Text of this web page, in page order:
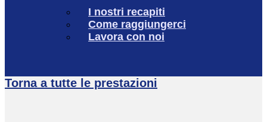
I nostri recapiti
Come raggiungerci
Lavora con noi
Torna a tutte le prestazioni